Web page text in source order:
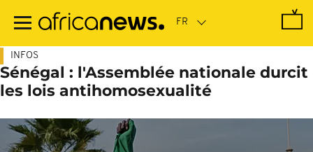
contenu
INFOS
Sénégal : l'Assemblée nationale durcit
les lois antihomosexualité